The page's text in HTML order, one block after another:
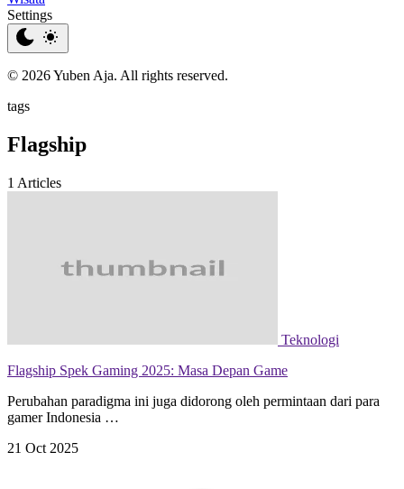
Settings
© 2026 Yuben Aja. All rights reserved.
tags
Flagship
1 Articles
Teknologi
Flagship Spek Gaming 2025: Masa Depan Game
Perubahan paradigma ini juga didorong oleh permintaan dari para
gamer Indonesia …
21 Oct 2025